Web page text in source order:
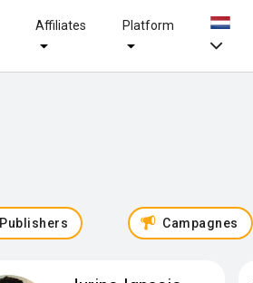
Affiliates Platform
Publishers Campagnes